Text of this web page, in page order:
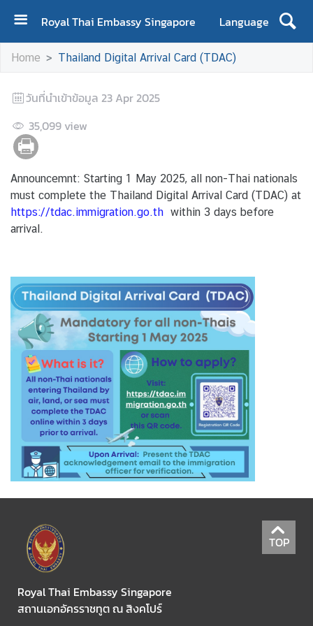
Royal Thai Embassy Singapore
Language
H
o
e
A
b
o
u
t
E
m
s
s
y
N
e
w
s
&
A
n
n
n
c
e
m
e
n
Home Thailand Digital Arrival Card (TDAC)
วันที่นำเข้าข้อมูล 23 Apr 2025
35,099 view
Announcemnt: Starting 1 May 2025, all non-Thai nationals
must complete the Thailand Digital Arrival Card (TDAC) at
https://tdac.immigration.go.th within 3 days before
arrival.
TOP
Royal Thai Embassy Singapore
สถานเอกอัครราชทูต ณ สิงคโปร์